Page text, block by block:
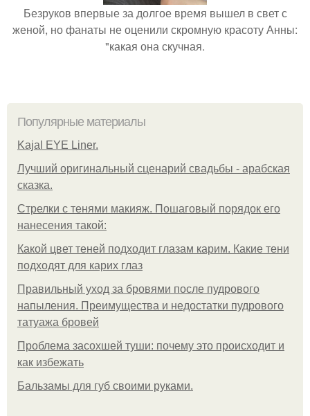
Безруков впервые за долгое время вышел в свет с
женой, но фанаты не оценили скромную красоту Анны:
"какая она скучная.
Популярные материалы
Kajal EYE Liner.
Лучший оригинальный сценарий свадьбы - арабская
сказка.
Стрелки с тенями макияж. Пошаговый порядок его
нанесения такой:
Какой цвет теней подходит глазам карим. Какие тени
подходят для карих глаз
Правильный уход за бровями после пудрового
напыления. Преимущества и недостатки пудрового
татуажа бровей
Проблема засохшей туши: почему это происходит и
как избежать
Бальзамы для губ своими руками.